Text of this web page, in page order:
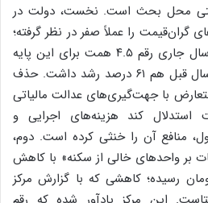
محل بحث است. نخست، دولت در
خودروهای گران‌قیمت را عملاً صفر در نظر گرفته؛
در حالی که در قانون بودجه سال جاری رقم ۴.۵ همت برای این پایه
پیش‌بینی شده و نسبت به سال قبل هم ۶۱ درصد رشد داشت. حذف
با جهت‌گیری‌های عدالت مالیاتی
استدلال کند هزینه‌های اجرایی و
منافع آن را خنثی کرده است. دوم،
بر واحدهای خالی از سکنه» با کاهش
میلیارد تومان رسیده؛ کاهشی که با گزارش مرکز